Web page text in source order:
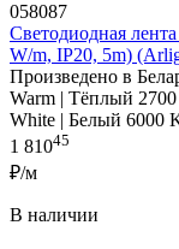
058087
Светодиодная
W/m, IP20, 5m)
Произведено в
Warm | Тёплый
White | Белый 6000
1 81045
₽/м
В наличии